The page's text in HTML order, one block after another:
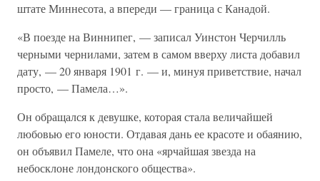
штате Миннесота, а впереди — граница с Канадой.
«В поезде на Виннипег, — записал Уинстон Черчилль
черными чернилами, затем в самом вверху листа добавил
дату, — 20 января 1901 г. — и, минуя приветствие, начал
просто, — Памела…».
Он обращался к девушке, которая стала величайшей
любовью его юности. Отдавая дань ее красоте и обаянию,
он объявил Памеле, что она «ярчайшая звезда на
небосклоне лондонского общества».